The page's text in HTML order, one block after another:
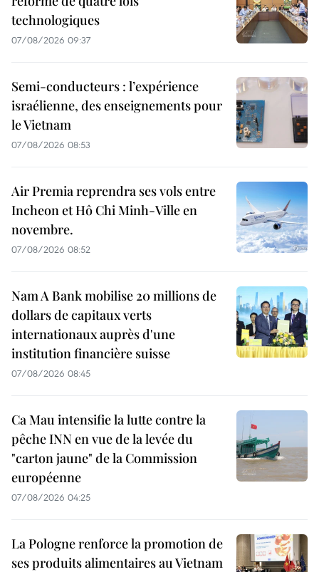
technologiques
07/08/2026 09:37
Semi-conducteurs : l’expérience
israélienne, des enseignements pour
le Vietnam
07/08/2026 08:53
Air Premia reprendra ses vols entre
Incheon et Hô Chi Minh-Ville en
novembre.
07/08/2026 08:52
Nam A Bank mobilise 20 millions de
dollars de capitaux verts
internationaux auprès d'une
institution financière suisse
07/08/2026 08:45
Ca Mau intensifie la lutte contre la
pêche INN en vue de la levée du
"carton jaune" de la Commission
européenne
07/08/2026 04:25
La Pologne renforce la promotion de
ses produits alimentaires au Vietnam